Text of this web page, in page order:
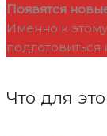
Появятся
Именно к
Что для